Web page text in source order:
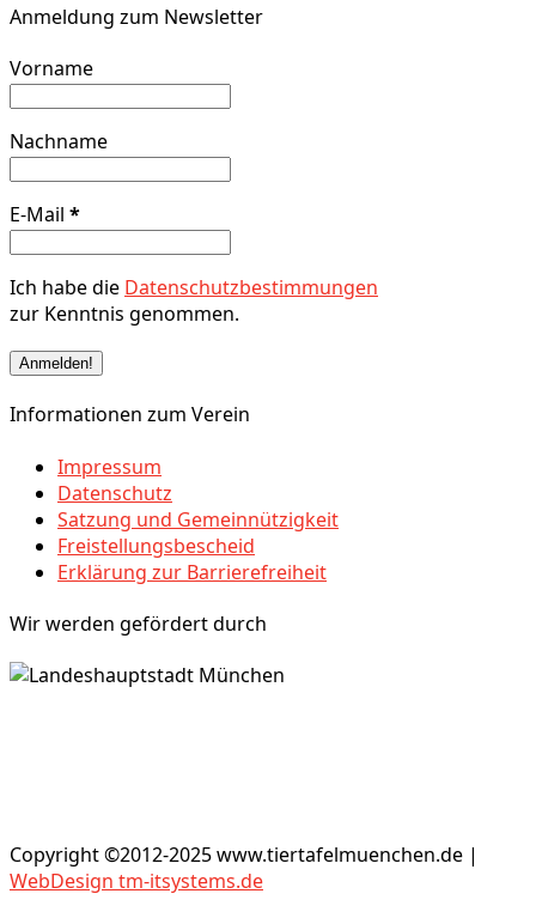
Anmeldung zum Newsletter
Vorname
Nachname
E-Mail *
Ich habe die Datenschutzbestimmungen
zur Kenntnis genommen.
Informationen zum Verein
Impressum
Datenschutz
Satzung und Gemeinnützigkeit
Freistellungsbescheid
Erklärung zur Barrierefreiheit
Wir werden gefördert durch
Copyright ©2012-2025 www.tiertafelmuenchen.de |
WebDesign tm-itsystems.de